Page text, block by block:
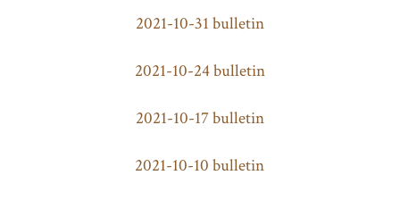
2021-10-31 bulletin
2021-10-24 bulletin
2021-10-17 bulletin
2021-10-10 bulletin